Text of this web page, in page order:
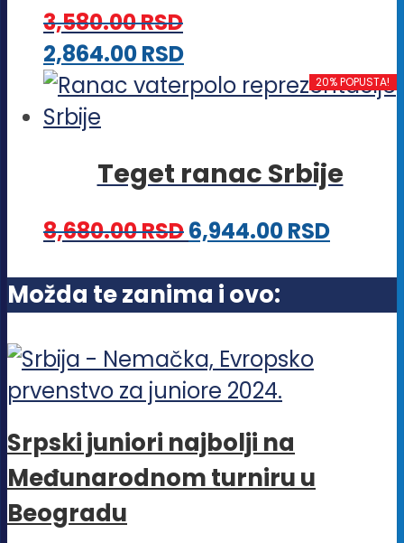
mogu
biti
izabrane
stranici
proizvoda.
3,580.00RSD
2,864.00RSDOvaj
proizvod
varijanti.
mogu
biti
izabrane
stranici
proizvoda.
20% POPUSTA!
Teget ranac Srbije
8,680.00RSD6,944.00RSD
Možda te zanima i ovo:
Srpski juniori najbolji na
Međunarodnom turniru u
Beogradu